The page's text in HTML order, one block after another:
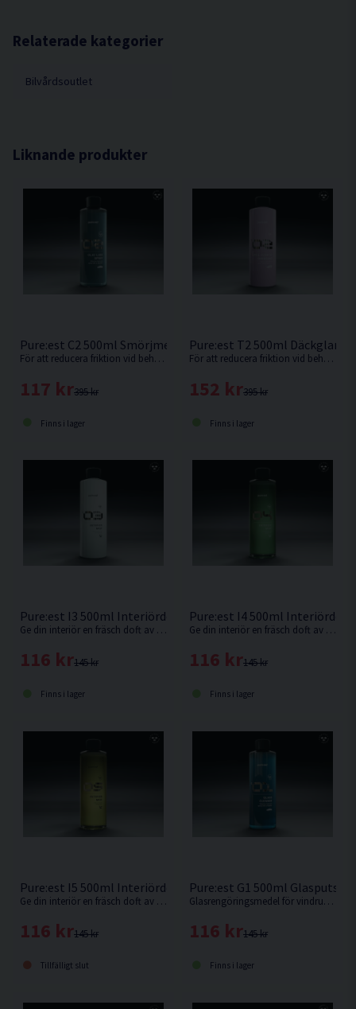
Relaterade kategorier
Bilvårdsoutlet
Liknande produkter
Pure:est C2 500ml Smörjmedel För Rengöringslera
För att reducera friktion vid behandling med lera.
395 kr
117 kr
Finns i lager
Pure:est T2 500ml Däckglans
För att reducera friktion vid behandling med lera.
395 kr
152 kr
Finns i lager
Pure:est I3 500ml Interiördoft Ikonisk
Ge din interiör en fräsch doft av Pure:est ikonisk doft.
145 kr
116 kr
Finns i lager
Pure:est I4 500ml Interiördoft
Ge din interiör en fräsch doft av våren i din kupé.
145 kr
116 kr
Finns i lager
Pure:est I5 500ml Interiördoft Hawaii
Ge din interiör en fräsch doft av Hawaii
145 kr
116 kr
Tillfälligt slut
Pure:est G1 500ml
Glasrengöringsmedel för vindrutor och skärmar.
145 kr
116 kr
Finns i lager